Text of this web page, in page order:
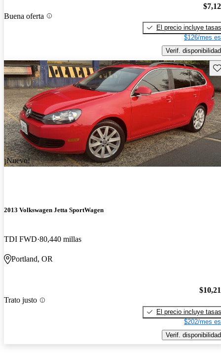
Buena oferta
El precio incluye tasas
$126/mes
Verif. disponibilidad
¡Nuevo!
2013 Volkswagen Jetta SportWagen
TDI FWD 80,440 millas
Portland, OR
Trato justo
El precio incluye tasas
$202/mes
Verif. disponibilidad